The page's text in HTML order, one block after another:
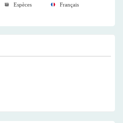
Espèces Français